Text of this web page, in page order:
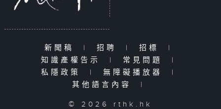
新聞稿 | 招聘 | 招標
|
知識產權告示
| 常見問題
|
私隱政策
| 無障礙播放器
|
其他語言內容
|
© 2026 rthk.hk